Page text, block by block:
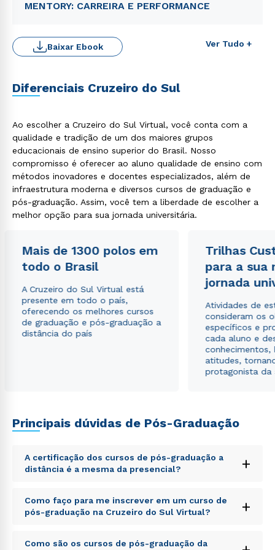
MENTORY: CARREIRA E PERFORMANCE
Ver Tudo +
Baixar Ebook
Diferenciais Cruzeiro do Sul
Ao escolher a Cruzeiro do Sul Virtual, você conta com a
qualidade e tradição de um dos maiores grupos
educacionais de ensino superior do Brasil. Nosso
compromisso é oferecer ao aluno qualidade de ensino com
métodos inovadores e docentes especializados, além de
infraestrutura moderna e diversos cursos de graduação e
pós-graduação. Assim, você tem a liberdade de escolher a
melhor opção para sua jornada universitária.
Mais de 1300 polos em
todo o Brasil
A Cruzeiro do Sul Virtual está
presente em todo o país,
oferecendo os melhores cursos
de graduação e pós-graduação a
distância do país
Trilhas
para a sua
jornada
Atividades de
consideram os
específicos e
cada aluno e
conhecimentos,
atitudes,
protagonista da
Principais dúvidas de Pós-Graduação
A certificação dos cursos de pós-graduação a
distância é a mesma da presencial?
+
Sed ut perspiciatis unde omnis iste natus error sit
voluptatem accusantium doloremque laudantium,
totam rem aperiam, eaque ipsa quae ab illo inventore
explicabo. Nemo enim ipsam voluptatem quia
Como faço para me inscrever em um curso de
pós-graduação na Cruzeiro do Sul Virtual?
+
Sed ut perspiciatis unde omnis iste natus error sit
Como são os cursos de pós-graduação da
Rápido e fácil
WhatsApp
ou
Política de Privacidade.e
autorizo que meus dados sejam utilizados para o
envio de conteúdos da Cruzeiro do Sul.